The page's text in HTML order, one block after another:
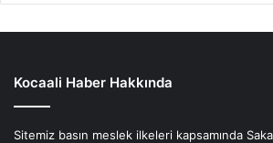
Kocaali Haber Hakkında
Sitemiz basın meslek ilkeleri kapsamında